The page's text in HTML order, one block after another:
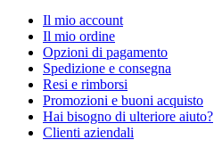
Il mio account
Il mio ordine
Opzioni di pagamento
Spedizione e consegna
Resi e rimborsi
Promozioni e buoni acquisto
Hai bisogno di ulteriore aiuto?
Clienti aziendali